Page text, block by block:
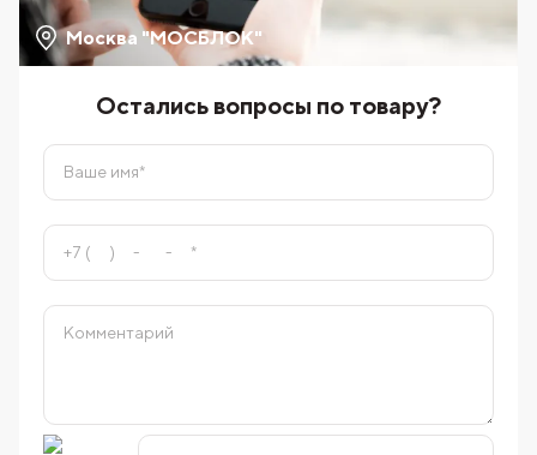
Москва "МОСБЛОК"
Остались вопросы по товару?